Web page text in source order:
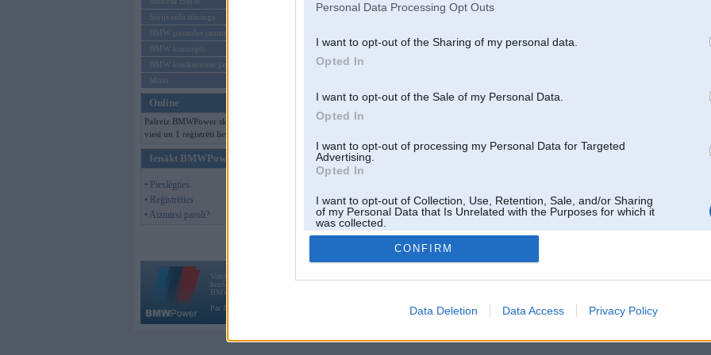
Personal Data Processing Opt Outs
I want to opt-out of the Sharing of my personal data.
Opted In
I want to opt-out of the Sale of my Personal Data.
Opted In
I want to opt-out of processing my Personal Data for Targeted
Advertising.
Opted In
I want to opt-out of Collection, Use, Retention, Sale, and/or Sharing
of my Personal Data that Is Unrelated with the Purposes for which it
was collected.
Opted Out
CONFIRM
Data Deletion Data Access Privacy Policy
Sērijveida tūnings
BMW pasaules jaunumi
BMW koncepti
BMW konkurentu jaunumi
Moto
Online
Pašreiz BMWPower skatās 115
viesi un 1 reģistrēti lietotāji.
Ienākt BMWPower
• Pieslēgties
• Reģistrēties
• Aizmirsi paroli?
Vortāls BMWPower.lv darbojas
kopš 2002. gada 14. maija. Tas nav auto klubs un nav saistīts ar
BMW AG.
Par BMWPower